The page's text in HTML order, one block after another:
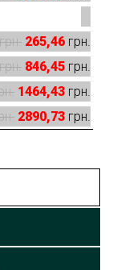
265,46 грн.
846,45 грн.
1464,43 грн.
2890,73 грн.